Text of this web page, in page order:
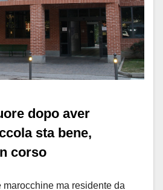
dopo aver
sta bene,
corso
ma residente da